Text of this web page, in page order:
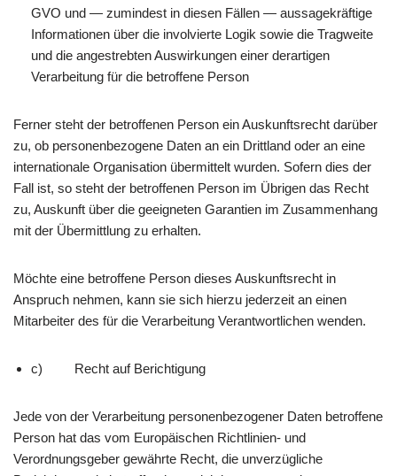
GVO und — zumindest in diesen Fällen — aussagekräftige
Informationen über die involvierte Logik sowie die Tragweite
und die angestrebten Auswirkungen einer derartigen
Verarbeitung für die betroffene Person
Ferner steht der betroffenen Person ein Auskunftsrecht darüber
zu, ob personenbezogene Daten an ein Drittland oder an eine
internationale Organisation übermittelt wurden. Sofern dies der
Fall ist, so steht der betroffenen Person im Übrigen das Recht
zu, Auskunft über die geeigneten Garantien im Zusammenhang
mit der Übermittlung zu erhalten.
Möchte eine betroffene Person dieses Auskunftsrecht in
Anspruch nehmen, kann sie sich hierzu jederzeit an einen
Mitarbeiter des für die Verarbeitung Verantwortlichen wenden.
c) Recht auf Berichtigung
Jede von der Verarbeitung personenbezogener Daten betroffene
Person hat das vom Europäischen Richtlinien- und
Verordnungsgeber gewährte Recht, die unverzügliche